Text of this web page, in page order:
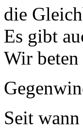
die
Es gibt
Wir beten
Seit